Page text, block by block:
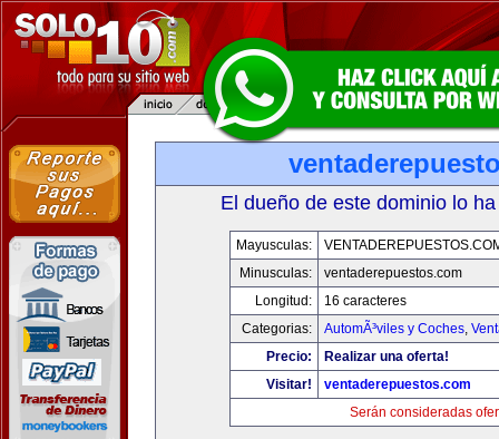
El dueño de este dominio lo
Mayusculas:
Minusculas:
ventaderepuestos.com
Longitud:
16 caracteres
Categorias:
AutomÃ³viles y Coches,
Precio:
Realizar una oferta!
Visitar!
ventaderepuestos.com
Serán consideradas